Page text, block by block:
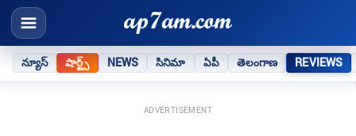
న్యూస్ షార్ట్స్ NEWS సినిమా ఏపీ తెలంగాణ REVIEWS
ADVERTISEMENT